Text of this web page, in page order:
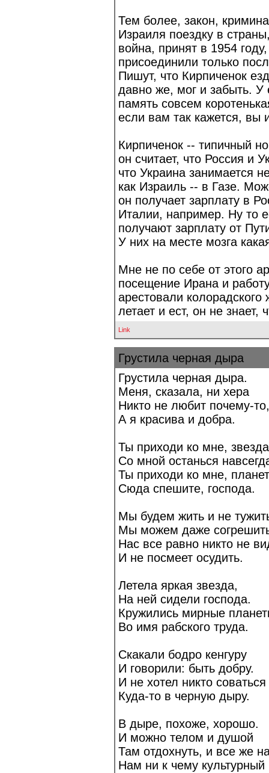
Тем более, закон,
Израиля поездку в
война, принят в 1954
присоединили только
Пишут, что Кирпиченок
давно же, мог и забыть. У
память совсем
если вам так кажется, вы
Кирпиченок -- типичный
он считает, что Россия и
что Украина занимается
как Израиль -- в Газе.
он получает зарплату в
Италии, например. Ну то
получают зарплату от
У них на месте мозга
Мне не по себе от этого
посещение Ирана и
арестовали
летает и ест, он не знает,
Link
Грустила черная дыра
Грустила черная дыра.
Меня, сказала, ни хера
Никто не любит почему-то,
А я красива и добра.
Ты приходи ко мне,
Со мной останься
Ты приходи ко мне,
Сюда спешите, господа.
Мы будем жить и не
Мы можем даже
Нас все равно никто не
И не посмеет осудить.
Летела яркая звезда,
На ней сидели господа.
Кружились мирные
Во имя рабского труда.
Скакали бодро кенгуру
И говорили: быть добру.
И не хотел никто соваться
Куда-то в черную дыру.
В дыре, похоже, хорошо.
И можно телом и душой
Там отдохнуть, и все же
Нам ни к чему